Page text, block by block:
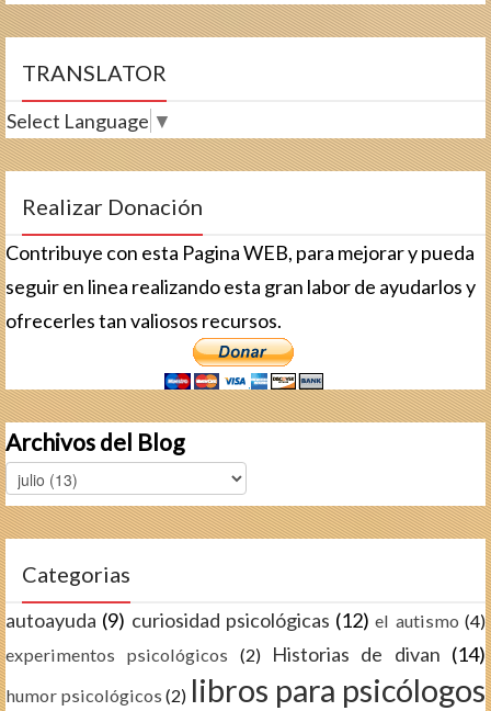
TRANSLATOR
Select Language ▼
Realizar Donación
Contribuye con esta Pagina WEB, para mejorar y pueda
seguir en linea realizando esta gran labor de ayudarlos y
ofrecerles tan valiosos recursos.
Archivos del Blog
Categorias
autoayuda (9) curiosidad psicológicas (12) el autismo (4)
experimentos psicológicos
(2) Historias de divan (14)
humor psicológicos (2) libros para psicólogos